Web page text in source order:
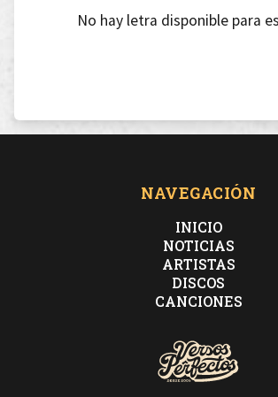
No hay letra disponible para
NAVEGACIÓN
INICIO
NOTICIAS
ARTISTAS
DISCOS
CANCIONES